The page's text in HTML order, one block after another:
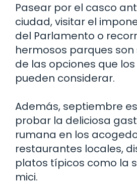
Pasear por el casco
ciudad, visitar el
del Parlamento o
hermosos parques
de las opciones que
pueden considerar.
Además, septiembre
probar la deliciosa
rumana en los
restaurantes locales,
platos típicos como la
mici.